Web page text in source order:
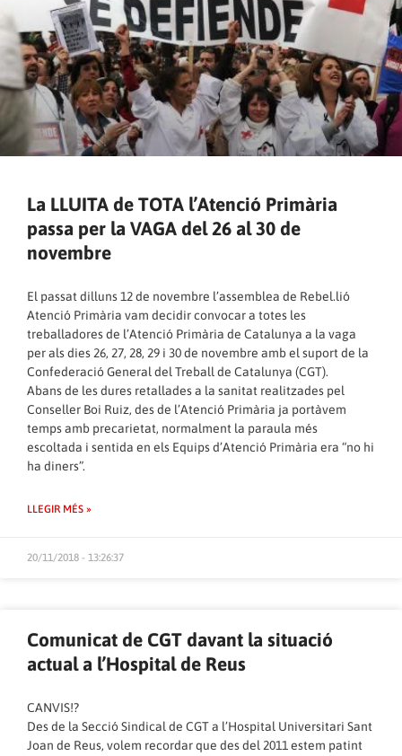
La LLUITA de TOTA l’Atenció Primària
passa per la VAGA del 26 al 30 de
novembre
El passat dilluns 12 de novembre l’assemblea de Rebel.lió
Atenció Primària vam decidir convocar a totes les
treballadores de l’Atenció Primària de Catalunya a la vaga
per als dies 26, 27, 28, 29 i 30 de novembre amb el suport de la
Confederació General del Treball de Catalunya (CGT).
Abans de les dures retallades a la sanitat realitzades pel
Conseller Boi Ruiz, des de l’Atenció Primària ja portàvem
temps amb precarietat, normalment la paraula més
escoltada i sentida en els Equips d’Atenció Primària era “no hi
ha diners”.
LLEGIR MÉS »
20/11/2018 - 13:26:37
Comunicat de CGT davant la situació
actual a l’Hospital de Reus
CANVIS!?
Des de la Secció Sindical de CGT a l’Hospital Universitari Sant
Joan de Reus, volem recordar que des del 2011 estem patint